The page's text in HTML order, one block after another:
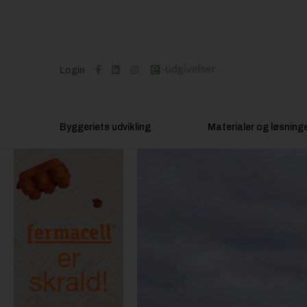
Login
Byggeriets udvikling Materialer og